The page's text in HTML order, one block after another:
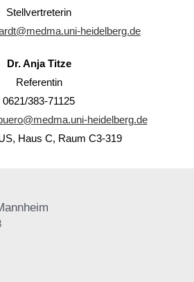
Stellvertreterin
heidelberg.de
Dr. Anja Titze
Referentin
0621/383-71125
heidelberg.de
Haus C, Raum C3-319